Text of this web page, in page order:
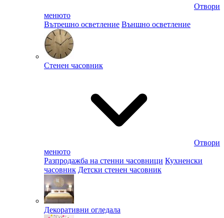
Отвори
менюто
Вътрешно осветление Външно осветление
Стенен часовник
Отвори
менюто
Разпродажба на стенни часовници Кухненски
часовник Детски стенен часовник
Декоративни огледала